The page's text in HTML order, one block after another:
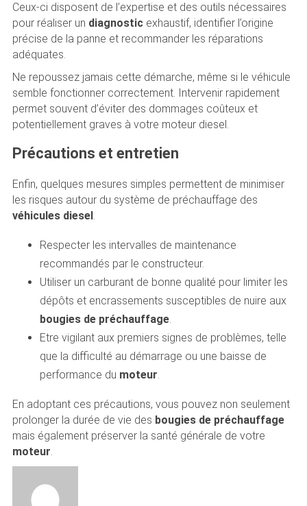
Ceux-ci disposent de l’expertise et des outils nécessaires
pour réaliser un diagnostic exhaustif, identifier l’origine
précise de la panne et recommander les réparations
adéquates.
Ne repoussez jamais cette démarche, même si le véhicule
semble fonctionner correctement. Intervenir rapidement
permet souvent d’éviter des dommages coûteux et
potentiellement graves à votre moteur diesel.
Précautions et entretien
Enfin, quelques mesures simples permettent de minimiser
les risques autour du système de préchauffage des
véhicules diesel.
Respecter les intervalles de maintenance
recommandés par le constructeur.
Utiliser un carburant de bonne qualité pour limiter les
dépôts et encrassements susceptibles de nuire aux
bougies de préchauffage.
Etre vigilant aux premiers signes de problèmes, telle
que la difficulté au démarrage ou une baisse de
performance du moteur
En adoptant ces précautions, vous pouvez non seulement
prolonger la durée de vie des bougies de préchauffage
mais également préserver la santé générale de votre
moteur